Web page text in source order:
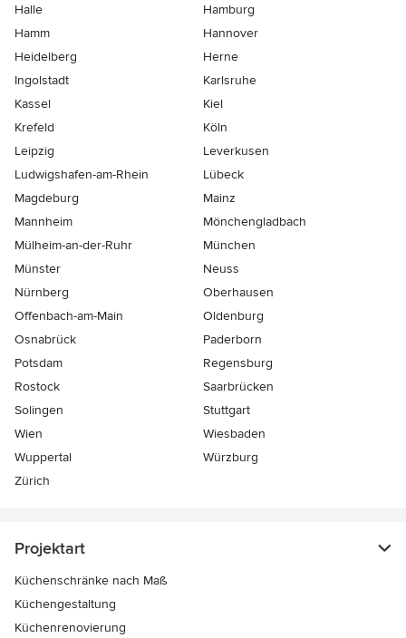
Halle
Hamburg
Hamm
Hannover
Heidelberg
Herne
Ingolstadt
Karlsruhe
Kassel
Kiel
Krefeld
Köln
Leipzig
Leverkusen
Ludwigshafen-am-Rhein
Lübeck
Magdeburg
Mainz
Mannheim
Mönchen­gladbach
Mülheim-an-der-Ruhr
München
Münster
Neuss
Nürnberg
Oberhausen
Offenbach-am-Main
Oldenburg
Osnabrück
Paderborn
Potsdam
Regensburg
Rostock
Saarbrücken
Solingen
Stuttgart
Wien
Wiesbaden
Wuppertal
Würzburg
Zürich
Projektart
Küchenschränke nach Maß
Küchengestaltung
Küchenrenovierung